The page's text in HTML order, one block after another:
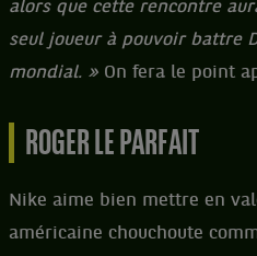
alors que cette rencontre
seul joueur à pouvoir battre
mondial. » On fera le point
ROGER LE PARFAIT
Nike aime bien mettre en
américaine chouchoute